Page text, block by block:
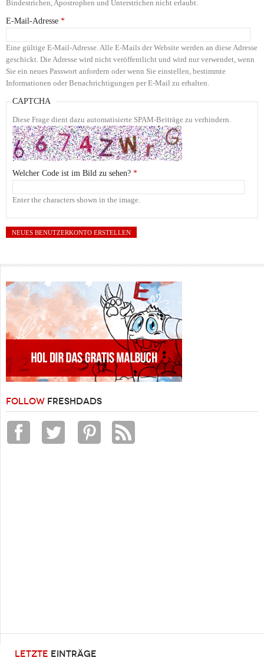
Bindestrichen, Apostrophen und Unterstrichen nicht erlaubt.
E-Mail-Adresse *
Eine gültige E-Mail-Adresse. Alle E-Mails der Website werden an diese Adresse
geschickt. Die Adresse wird nicht veröffentlicht und wird nur verwendet, wenn
Sie ein neues Passwort anfordern oder wenn Sie einstellen, bestimmte
Informationen oder Benachrichtigungen per E-Mail zu erhalten.
CAPTCHA
Diese Frage dient dazu automatisierte SPAM-Beiträge zu verhindern.
Welcher Code ist im Bild zu sehen? *
Enter the characters shown in the image.
FOLLOW FRESHDADS
LETZTE EINTRÄGE